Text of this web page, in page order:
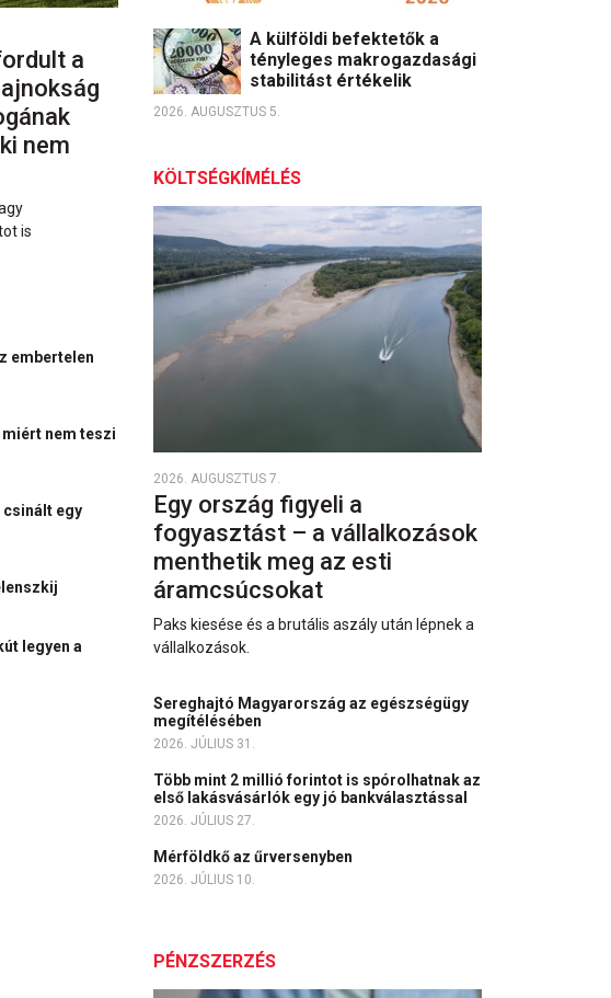
a
nem
is
embertelen
miért nem teszi
egy
legyen a
A külföldi befektetők a
tényleges makrogazdasági
stabilitást értékelik
2026. AUGUSZTUS 5.
KÖLTSÉGKÍMÉLÉS
2026. AUGUSZTUS 7.
Egy ország figyeli a
fogyasztást – a vállalkozások
menthetik meg az esti
áramcsúcsokat
Paks kiesése és a brutális aszály után lépnek a
vállalkozások.
Sereghajtó Magyarország az egészségügy
megítélésében
2026. JÚLIUS 31.
Több mint 2 millió forintot is spórolhatnak az
első lakásvásárlók egy jó bankválasztással
2026. JÚLIUS 27.
Mérföldkő az űrversenyben
2026. JÚLIUS 10.
PÉNZSZERZÉS